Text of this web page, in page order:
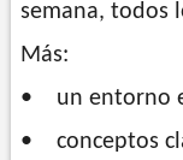
semana, todos
Más:
• un entorno
• conceptos